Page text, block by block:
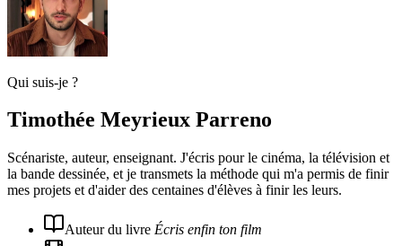
Qui suis-je ?
Timothée Meyrieux Parreno
Scénariste, auteur, enseignant. J'écris pour le cinéma, la télévision et
la bande dessinée, et je transmets la méthode qui m'a permis de finir
mes projets et d'aider des centaines d'élèves à finir les leurs.
Auteur du livre Écris enfin ton film